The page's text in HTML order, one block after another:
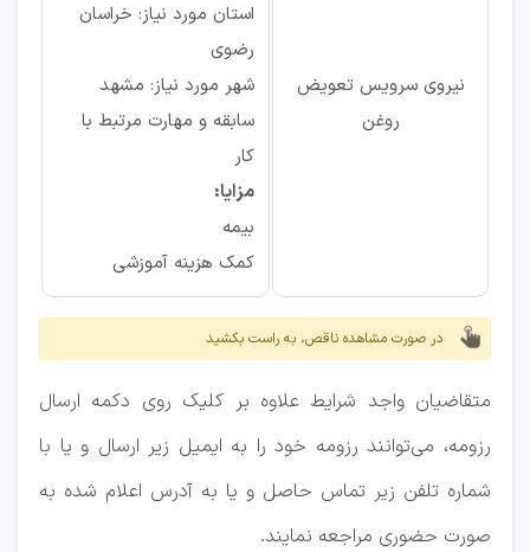
نیروی سرویس تعویض
روغن
استان مورد نیاز: خراسان
رضوی
شهر مورد نیاز: مشهد
سابقه و مهارت مرتبط با
کار
مزایا:
بیمه
کمک هزینه آموزشی
در صورت مشاهده ناقص، به راست بکشید
متقاضیان واجد شرایط علاوه بر کلیک روی دکمه ارسال
رزومه، می‌توانند رزومه خود را به ایمیل زیر ارسال و یا با
شماره تلفن زیر تماس حاصل و یا به آدرس اعلام شده به
صورت حضوری مراجعه نمایند.